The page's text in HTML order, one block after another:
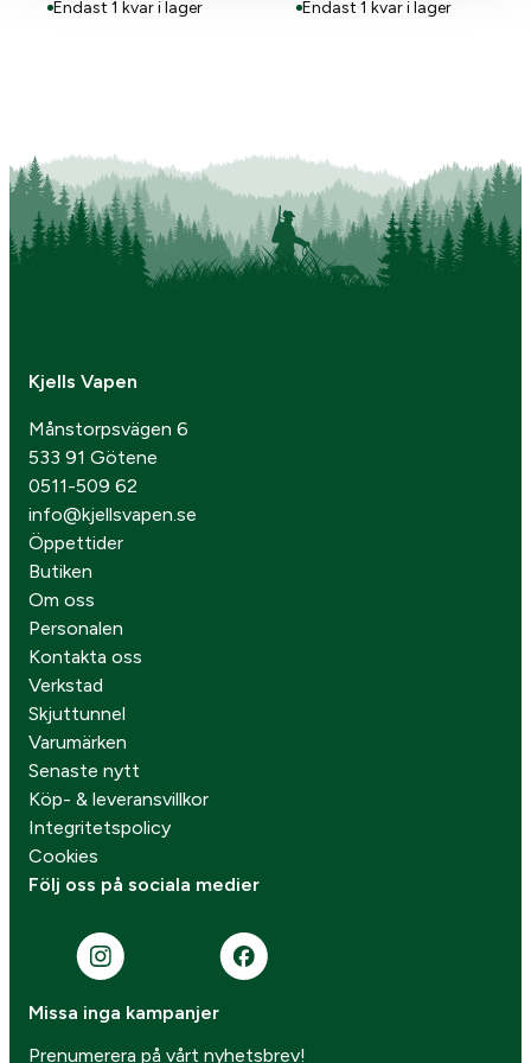
Endast 1 kvar i lager Endast 1 kvar i lager
Kjells Vapen
Månstorpsvägen 6
533 91 Götene
0511-509 62
info@kjellsvapen.se
Öppettider
Butiken
Om oss
Personalen
Kontakta oss
Verkstad
Skjuttunnel
Varumärken
Senaste nytt
Köp- & leveransvillkor
Integritetspolicy
Cookies
Följ oss på sociala medier
Missa inga kampanjer
Prenumerera på vårt nyhetsbrev!